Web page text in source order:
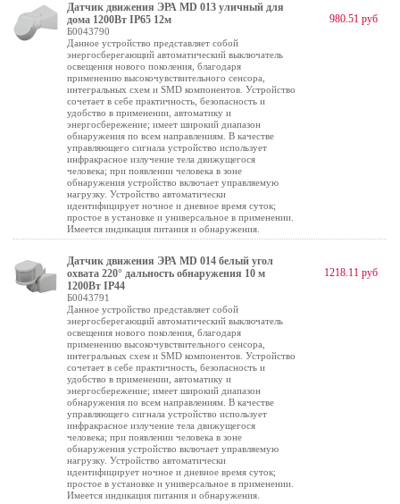
Датчик движения ЭРА MD 013 уличный для
дома 1200Вт IP65 12м
Б0043790
Данное устройство представляет собой
энергосберегающий автоматический выключатель
освещения нового поколения, благодаря
применению высокочувствительного сенсора,
интегральных схем и SMD компонентов. Устройство
сочетает в себе практичность, безопасность и
удобство в применении, автоматику и
энергосбережение; имеет широкий диапазон
обнаружения по всем направлениям. В качестве
управляющего сигнала устройство использует
инфракрасное излучение тела движущегося
человека; при появлении человека в зоне
обнаружения устройство включает управляемую
нагрузку. Устройство автоматически
идентифицирует ночное и дневное время суток;
простое в установке и универсальное в применении.
Имеется индикация питания и обнаружения.
980.51 руб
Датчик движения ЭРА MD 014 белый угол
охвата 220° дальность обнаружения 10 м
1200Вт IP44
Б0043791
Данное устройство представляет собой
энергосберегающий автоматический выключатель
освещения нового поколения, благодаря
применению высокочувствительного сенсора,
интегральных схем и SMD компонентов. Устройство
сочетает в себе практичность, безопасность и
удобство в применении, автоматику и
энергосбережение; имеет широкий диапазон
обнаружения по всем направлениям. В качестве
управляющего сигнала устройство использует
инфракрасное излучение тела движущегося
человека; при появлении человека в зоне
обнаружения устройство включает управляемую
нагрузку. Устройство автоматически
идентифицирует ночное и дневное время суток;
простое в установке и универсальное в применении.
Имеется индикация питания и обнаружения.
1218.11 руб